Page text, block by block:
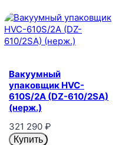
Вакуумный
упаковщик HVC-
610S/2A (DZ-610/2SA)
(нерж.)
321 290 ₽
Купить